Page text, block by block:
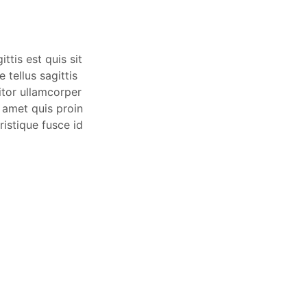
est quis sit
tellus sagittis
ullamcorper
quis proin
fusce id